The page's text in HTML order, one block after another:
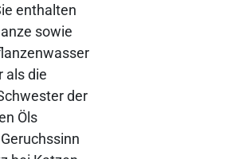
enthalten
sowie
als die
der
Öls